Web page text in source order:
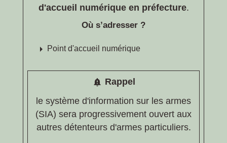
d'accueil numérique en préfecture.
Où s’adresser ?
arrow_right Point d'accueil numérique
notification_important Rappel
le système d'information sur les armes
(SIA) sera progressivement ouvert aux
autres détenteurs d'armes particuliers.